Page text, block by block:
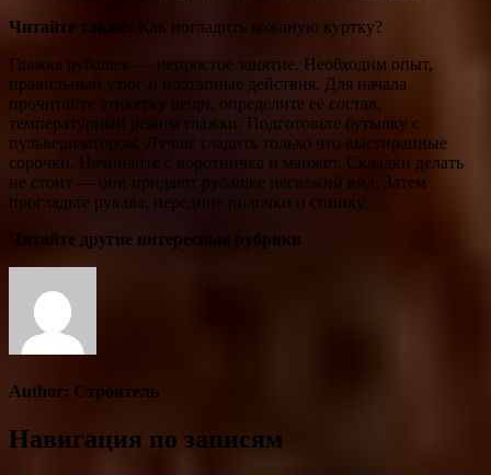
Читайте также: Как погладить кожаную куртку?
Глажка рубашек — непростое занятие. Необходим опыт,
правильный утюг и поэтапные действия. Для начала
прочитайте этикетку вещи, определите её состав,
температурный режим глажки. Подготовьте бутылку с
пульверизатором. Лучше гладить только что выстиранные
сорочки. Начинайте с воротничка и манжет. Складки делать
не стоит — они придают рубашке несвежий вид. Затем
прогладьте рукава, передние полочки и спинку.
Читайте другие интересные рубрики
Author: Строитель
Навигация по записям